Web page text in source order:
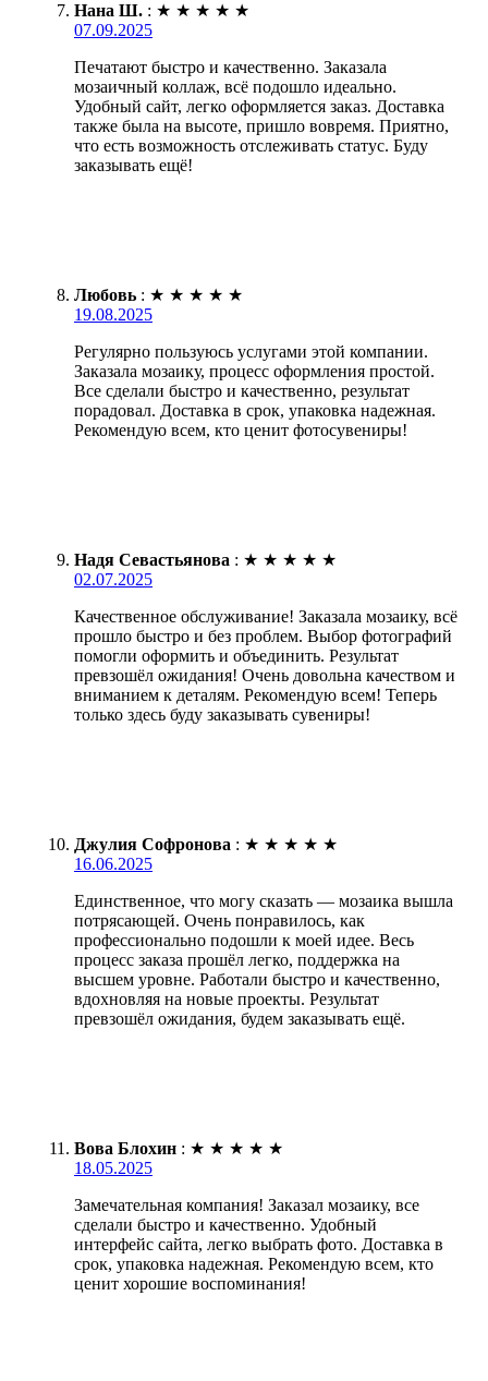
Нана Ш. : ★ ★ ★ ★ ★
07.09.2025
Печатают быстро и качественно. Заказала
мозаичный коллаж, всё подошло идеально.
Удобный сайт, легко оформляется заказ. Доставка
также была на высоте, пришло вовремя. Приятно,
что есть возможность отслеживать статус. Буду
заказывать ещё!
Любовь : ★ ★ ★ ★ ★
19.08.2025
Регулярно пользуюсь услугами этой компании.
Заказала мозаику, процесс оформления простой.
Все сделали быстро и качественно, результат
порадовал. Доставка в срок, упаковка надежная.
Рекомендую всем, кто ценит фотосувениры!
Надя Севастьянова : ★ ★ ★ ★ ★
02.07.2025
Качественное обслуживание! Заказала мозаику, всё
прошло быстро и без проблем. Выбор фотографий
помогли оформить и объединить. Результат
превзошёл ожидания! Очень довольна качеством и
вниманием к деталям. Рекомендую всем! Теперь
только здесь буду заказывать сувениры!
Джулия Софронова : ★ ★ ★ ★ ★
16.06.2025
Единственное, что могу сказать — мозаика вышла
потрясающей. Очень понравилось, как
профессионально подошли к моей идее. Весь
процесс заказа прошёл легко, поддержка на
высшем уровне. Работали быстро и качественно,
вдохновляя на новые проекты. Результат
превзошёл ожидания, будем заказывать ещё.
Вова Блохин : ★ ★ ★ ★ ★
18.05.2025
Замечательная компания! Заказал мозаику, все
сделали быстро и качественно. Удобный
интерфейс сайта, легко выбрать фото. Доставка в
срок, упаковка надежная. Рекомендую всем, кто
ценит хорошие воспоминания!